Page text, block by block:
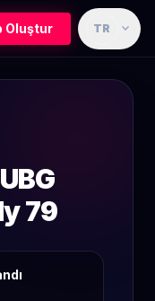
Oluştur TR expand_more
79